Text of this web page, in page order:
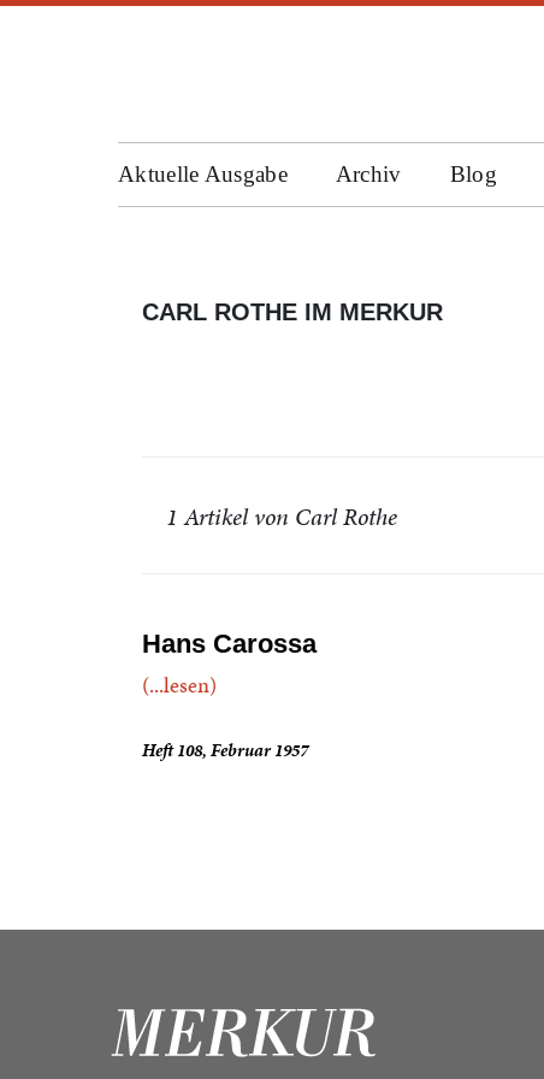
Aktuelle Ausgabe Archiv Blog
CARL ROTHE IM MERKUR
1 Artikel von Carl Rothe
Hans Carossa
(...lesen)
Heft 108, Februar 1957